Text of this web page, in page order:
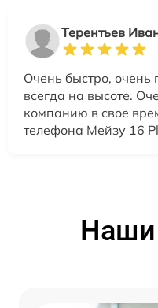
Терентьев
Очень быстро, очень
всегда на высоте.
компанию в свое
телефона Мейзу 16
Наши